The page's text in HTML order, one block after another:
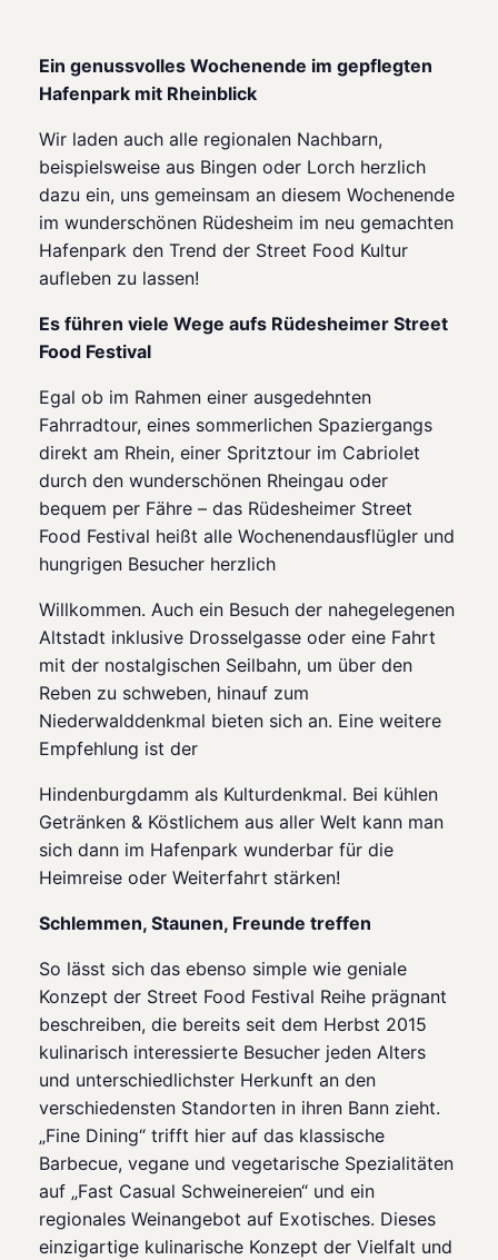
Ein genussvolles Wochenende im gepflegten
Hafenpark mit Rheinblick
Wir laden auch alle regionalen Nachbarn,
beispielsweise aus Bingen oder Lorch herzlich
dazu ein, uns gemeinsam an diesem Wochenende
im wunderschönen Rüdesheim im neu gemachten
Hafenpark den Trend der Street Food Kultur
aufleben zu lassen!
Es führen viele Wege aufs Rüdesheimer Street
Food Festival
Egal ob im Rahmen einer ausgedehnten
Fahrradtour, eines sommerlichen Spaziergangs
direkt am Rhein, einer Spritztour im Cabriolet
durch den wunderschönen Rheingau oder
bequem per Fähre – das Rüdesheimer Street
Food Festival heißt alle Wochenendausflügler und
hungrigen Besucher herzlich
Willkommen. Auch ein Besuch der nahegelegenen
Altstadt inklusive Drosselgasse oder eine Fahrt
mit der nostalgischen Seilbahn, um über den
Reben zu schweben, hinauf zum
Niederwalddenkmal bieten sich an. Eine weitere
Empfehlung ist der
Hindenburgdamm als Kulturdenkmal. Bei kühlen
Getränken & Köstlichem aus aller Welt kann man
sich dann im Hafenpark wunderbar für die
Heimreise oder Weiterfahrt stärken!
Schlemmen, Staunen, Freunde treffen
So lässt sich das ebenso simple wie geniale
Konzept der Street Food Festival Reihe prägnant
beschreiben, die bereits seit dem Herbst 2015
kulinarisch interessierte Besucher jeden Alters
und unterschiedlichster Herkunft an den
verschiedensten Standorten in ihren Bann zieht.
„Fine Dining“ trifft hier auf das klassische
Barbecue, vegane und vegetarische Spezialitäten
auf „Fast Casual Schweinereien“ und ein
regionales Weinangebot auf Exotisches. Dieses
einzigartige kulinarische Konzept der Vielfalt und